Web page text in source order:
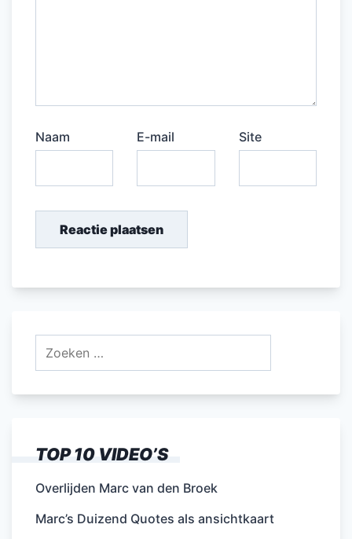
Naam E-mail Site
Zoeken
TOP 10 VIDEO’S
Overlijden Marc van den Broek
Marc’s Duizend Quotes als ansichtkaart